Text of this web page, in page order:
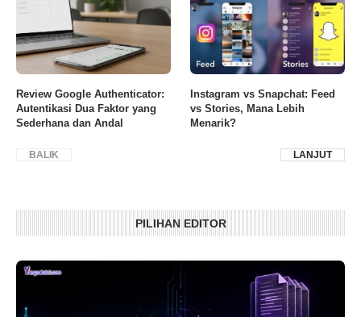
Review Google Authenticator:
Autentikasi Dua Faktor yang
Sederhana dan Andal
Instagram vs Snapchat: Feed
vs Stories, Mana Lebih
Menarik?
BALIK LANJUT
PILIHAN EDITOR